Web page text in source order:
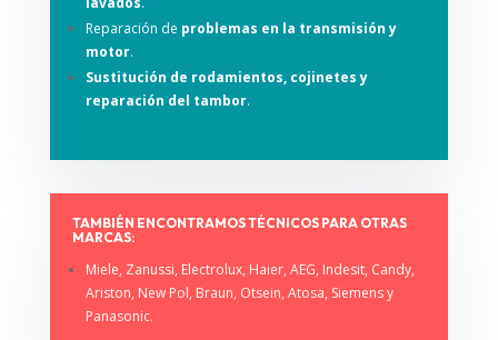
Reparación de problemas en la transmisión y
motor.
Sustitución de rodamientos, cojinetes y
reparación del tambor.
TAMBIÉN ENCONTRAMOS TÉCNICOS PARA OTRAS
MARCAS:
Miele, Zanussi, Electrolux, Haier, AEG, Indesit, Candy,
Ariston, New Pol, Braun, Otsein, Atosa, Siemens y
Panasonic.